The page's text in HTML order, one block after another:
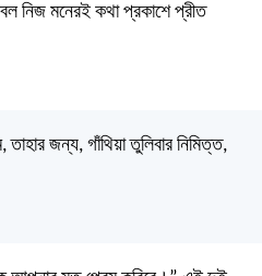
নিজ মনেরই কথা প্রকাশে প্রীত
জন্য, গাঁথিয়া তুলিবার নিমিত্ত,